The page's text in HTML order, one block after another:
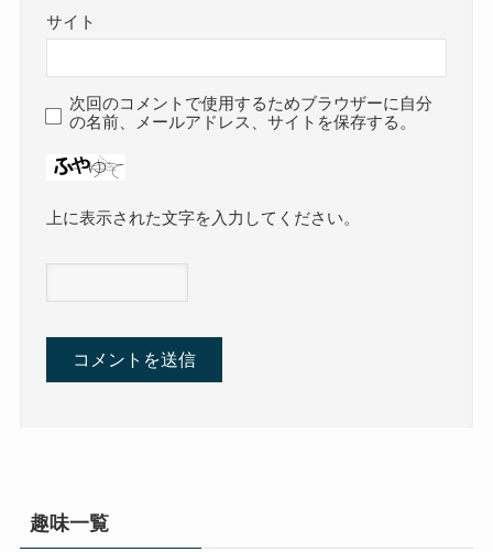
サイト
次回のコメントで使用するためブラウザーに自分
の名前、メールアドレス、サイトを保存する。
上に表示された文字を入力してください。
趣味一覧